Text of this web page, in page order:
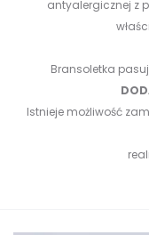
antyalergicznej z
Bransoletka
Istnieje możliwość